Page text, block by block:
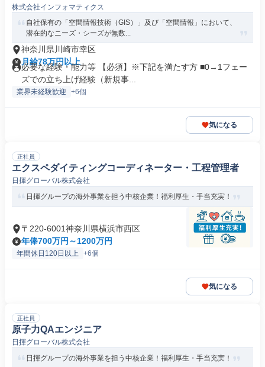
株式会社インフォマティクス
自社保有の「空間情報技術（GIS）」及び「空間情報」において、
潜在的なニーズ・シーズが無数...
神奈川県川崎市幸区
月給78万円以上
必要な経験・能力等 【必須】※下記を満たす方 ■0→1フェー
ズでの立ち上げ経験（新規事...
業界未経験歓迎 +6個
気になる
正社員
エクスペダイティングコーディネーター・工程管理者
日揮グローバル株式会社
日揮グループの海外事業を担う中核企業！福利厚生・手当充実！
〒220-6001神奈川県横浜市西区
年俸700万円～1200万円
年間休日120日以上 +6個
気になる
正社員
原子力QAエンジニア
日揮グローバル株式会社
日揮グループの海外事業を担う中核企業！福利厚生・手当充実！